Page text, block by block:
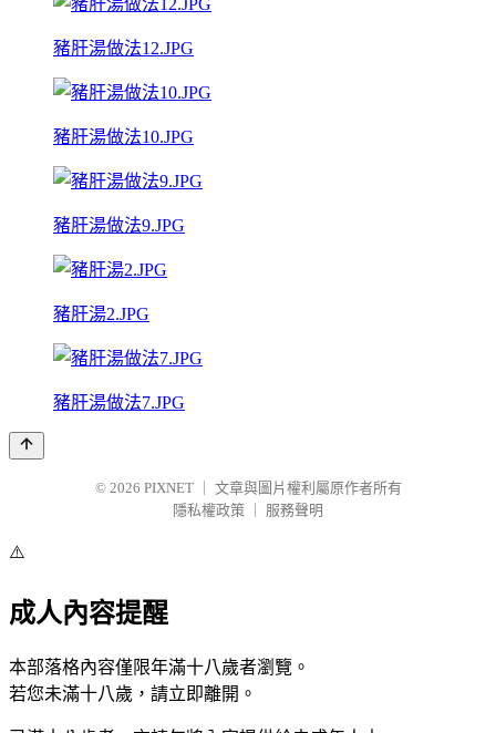
豬肝湯做法12.JPG
豬肝湯做法10.JPG
豬肝湯做法9.JPG
豬肝湯2.JPG
豬肝湯做法7.JPG
© 2026 PIXNET
文章與圖片權利屬原作者所有
隱私權政策
服務聲明
⚠️
成人內容提醒
本部落格內容僅限年滿十八歲者瀏覽。
若您未滿十八歲，請立即離開。